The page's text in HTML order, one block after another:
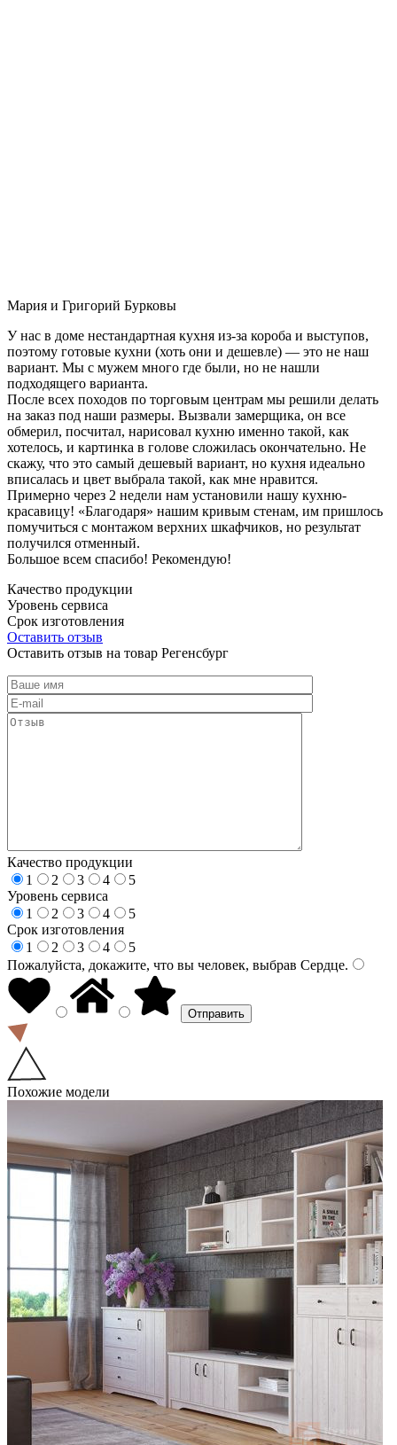
Мария и Григорий Бурковы
У нас в доме нестандартная кухня из-за короба и выступов,
поэтому готовые кухни (хоть они и дешевле) — это не наш
вариант. Мы с мужем много где были, но не нашли
подходящего варианта.
После всех походов по торговым центрам мы решили делать
на заказ под наши размеры. Вызвали замерщика, он все
обмерил, посчитал, нарисовал кухню именно такой, как
хотелось, и картинка в голове сложилась окончательно. Не
скажу, что это самый дешевый вариант, но кухня идеально
вписалась и цвет выбрала такой, как мне нравится.
Примерно через 2 недели нам установили нашу кухню-
красавицу! «Благодаря» нашим кривым стенам, им пришлось
помучиться с монтажом верхних шкафчиков, но результат
получился отменный.
Большое всем спасибо! Рекомендую!
Качество продукции
Уровень сервиса
Срок изготовления
Оставить отзыв
Оставить отзыв на товар Регенсбург
Качество продукции
1
2 3 4
5
Уровень сервиса
1
2 3 4
5
Срок изготовления
1
2 3 4
5
Пожалуйста, докажите, что вы человек, выбрав Сердце.
Похожие модели